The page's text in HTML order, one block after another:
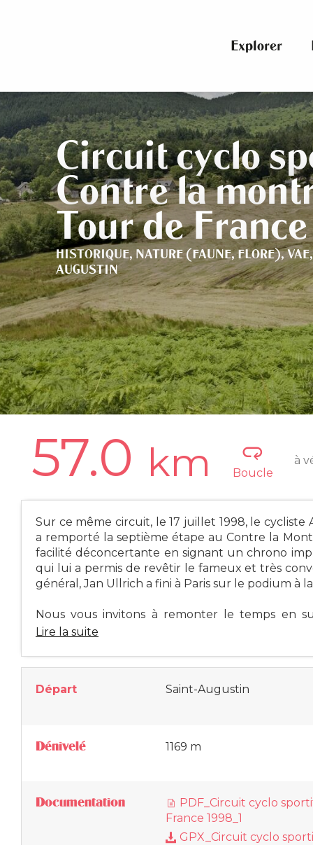
Explorer
Circuit cyclo
Contre la
Tour de
HISTORIQUE, NATURE (FAUNE, FLORE),
AUGUSTIN
57.0 km Boucle
à
Sur ce même circuit, le 17 juillet 1998, le
a remporté la septième étape au Contre la
facilité déconcertante en signant un chrono
qui lui a permis de revêtir le fameux et très
général, Jan Ullrich a fini à Paris sur le podium à
Nous vous invitons à remonter le temps en
Lire la suite
Départ Saint-Augustin
Dénivelé 1169 m
Documentation
PDF_Circuit cyclo
France 1998_1
GPX_Circuit cyclo